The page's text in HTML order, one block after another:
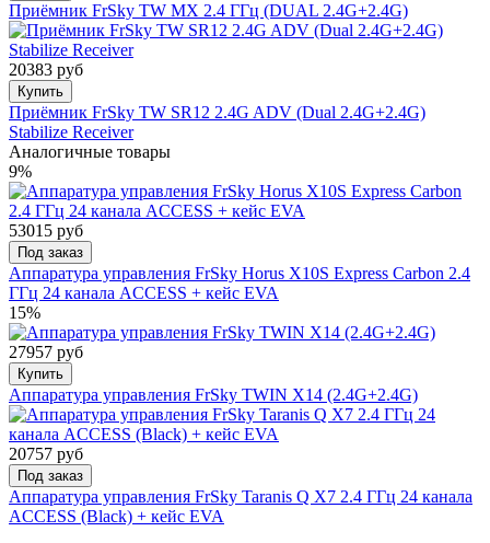
Приёмник FrSky TW MX 2.4 ГГц (DUAL 2.4G+2.4G)
20383 руб
Купить
Приёмник FrSky TW SR12 2.4G ADV (Dual 2.4G+2.4G)
Stabilize Receiver
Аналогичные товары
9%
53015 руб
Под заказ
Аппаратура управления FrSky Horus X10S Express Carbon 2.4
ГГц 24 канала ACCESS + кейс EVA
15%
27957 руб
Купить
Аппаратура управления FrSky TWIN X14 (2.4G+2.4G)
20757 руб
Под заказ
Аппаратура управления FrSky Taranis Q X7 2.4 ГГц 24 канала
ACCESS (Black) + кейс EVA